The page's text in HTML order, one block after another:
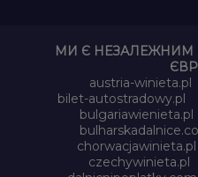
МИ Є НЕЗАЛЕЖНИМ
austria-winieta.pl
bilet-autostradowy.pl
bulgariawienieta.pl
chorwacjawinieta.pl
czechywinieta.pl